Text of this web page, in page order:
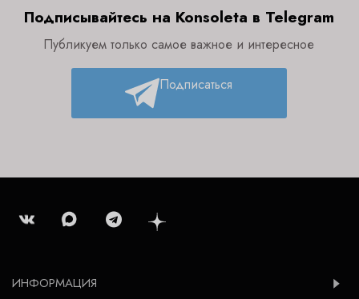
Подписывайтесь на Konsoleta в Telegram
Публикуем только самое важное и интересное
Подписаться
ИНФОРМАЦИЯ